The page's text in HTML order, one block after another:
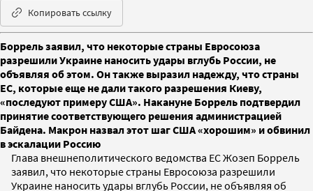
Копировать ссылку
Боррель заявил, что некоторые страны Евросоюза
разрешили Украине наносить удары вглубь России, не
объявляя об этом. Он также выразил надежду, что страны
ЕС, которые еще не дали такого разрешения Киеву,
«последуют примеру США». Накануне Боррель подтвердил
принятие соответствующего решения администрацией
Байдена. Макрон назвал этот шаг США «хорошим» и обвинил
в эскалации Россию
Глава внешнеполитического ведомства ЕС Жозеп Боррель
заявил, что некоторые страны Евросоюза разрешили
Украине наносить удары вглубь России, не объявляя об